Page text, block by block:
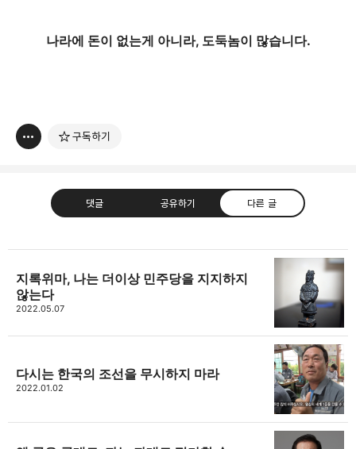
나라에 돈이 없는게 아니라, 도둑놈이 많습니다.
구독하기
댓글 공유하기 다른 글
thebravepost.com
트위터
지록위마, 나는 더이상 민주당을 지지하지
않는다
2022.05.07
다시는 한국의 조선을 무시하지 마라
2022.01.02